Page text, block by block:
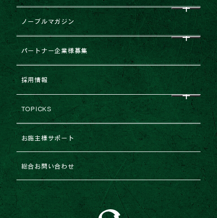
CEO挨拶
企業理念
会社概要
グループ企業一覧
沿革・変遷
ESGの取り組み
ノーブルマガジン
すべて
NEWS
レポート
パートナー企業様募集
企業提携・M&Aのご相談
建築協力業者様募集
不動産売却
法人のお客様専用お問い合わせ
採用情報
TOPICKS
2026年
2025年
2024年
2023年
お施主様サポート
総合お問い合わせ